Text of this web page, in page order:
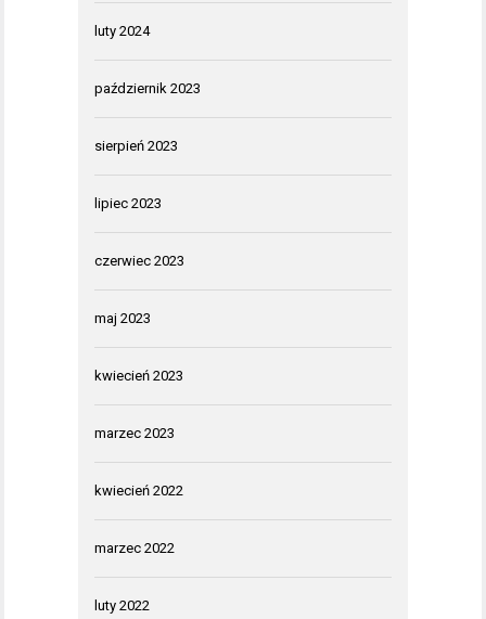
luty 2024
październik 2023
sierpień 2023
lipiec 2023
czerwiec 2023
maj 2023
kwiecień 2023
marzec 2023
kwiecień 2022
marzec 2022
luty 2022